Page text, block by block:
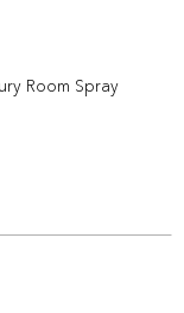
Room Spray